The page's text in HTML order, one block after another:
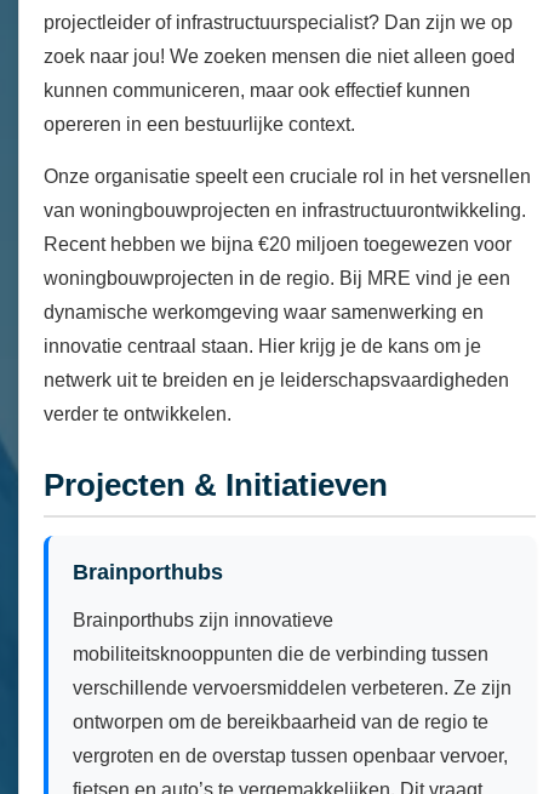
projectleider of infrastructuurspecialist? Dan zijn we op
zoek naar jou! We zoeken mensen die niet alleen goed
kunnen communiceren, maar ook effectief kunnen
opereren in een bestuurlijke context.
Onze organisatie speelt een cruciale rol in het versnellen
van woningbouwprojecten en infrastructuurontwikkeling.
Recent hebben we bijna €20 miljoen toegewezen voor
woningbouwprojecten in de regio. Bij MRE vind je een
dynamische werkomgeving waar samenwerking en
innovatie centraal staan. Hier krijg je de kans om je
netwerk uit te breiden en je leiderschapsvaardigheden
verder te ontwikkelen.
Projecten & Initiatieven
Brainporthubs
Brainporthubs zijn innovatieve
mobiliteitsknooppunten die de verbinding tussen
verschillende vervoersmiddelen verbeteren. Ze zijn
ontworpen om de bereikbaarheid van de regio te
vergroten en de overstap tussen openbaar vervoer,
fietsen en auto’s te vergemakkelijken. Dit vraagt